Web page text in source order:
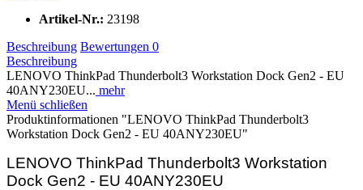
Artikel-Nr.: 23198
Beschreibung Bewertungen 0
Beschreibung
LENOVO ThinkPad Thunderbolt3 Workstation Dock Gen2 - EU
40ANY230EU... mehr
Menü schließen
Produktinformationen "LENOVO ThinkPad Thunderbolt3
Workstation Dock Gen2 - EU 40ANY230EU"
LENOVO ThinkPad Thunderbolt3 Workstation
Dock Gen2 - EU 40ANY230EU